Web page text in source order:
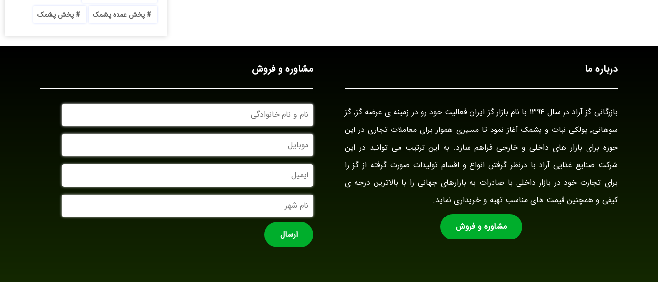
پخش عمده پشمک
پخش پشمک
درباره ما
بازرگانی گز آراد در سال ۱۳۹۴ با نام بازار گز ایران فعالیت خود رو در زمینه ی عرضه گز٬ گز
سوهانی٬ پولکی نبات و پشمک آغاز نمود تا مسیری هموار برای معاملات تجاری در این
حوزه برای بازار های داخلی و خارجی فراهم سازد. به این ترتیب می توانید در این
شرکت صنایع غذایی آراد با درنظر گرفتن انواع و اقسام تولیدات صورت گرفته از گز را
برای تجارت خود در بازار داخلی با صادرات به بازارهای جهانی را با بالاترین درجه ی
کیفی و همچنین قیمت های مناسب تهیه و خریداری نماید.
مشاوره و فروش
مشاوره و فروش
و
نام
خانوادگی
موبایل
ایمیل
نام
شهر